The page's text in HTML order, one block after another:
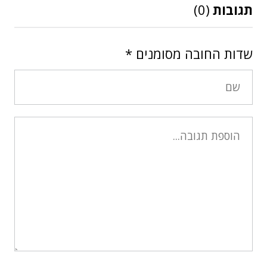
תגובות (0)
שדות החובה מסומנים *